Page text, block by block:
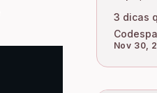
3 dicas
Nov 30,